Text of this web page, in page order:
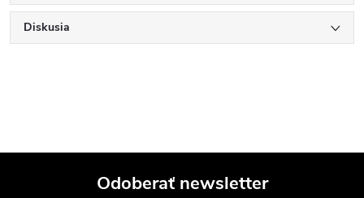
Diskusia
Odoberať newsletter